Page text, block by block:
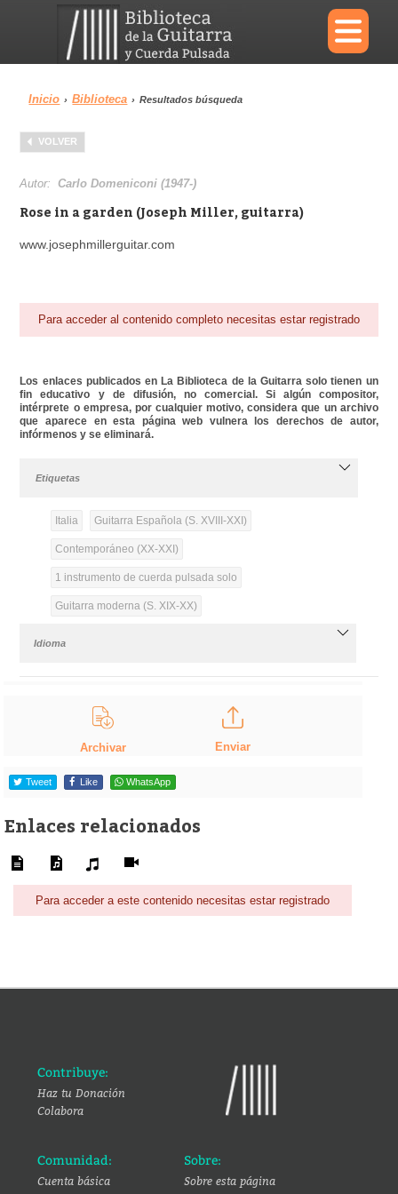
×
Menu
Biblioteca
Inicio › Biblioteca › Resultados búsqueda
VOLVER
Autor:Carlo Domeniconi (1947-)
Rose in a garden (Joseph Miller, guitarra)
www.josephmillerguitar.com
Para acceder al contenido completo necesitas estar registrado
Los enlaces publicados en La Biblioteca de la Guitarra solo tienen un
fin educativo y de difusión, no comercial. Si algún compositor,
intérprete o empresa, por cualquier motivo, considera que un archivo
que aparece en esta página web vulnera los derechos de autor,
infórmenos y se eliminará.
Etiquetas
Italia Guitarra Española (S. XVIII-XXI)
Contemporáneo (XX-XXI)
1 instrumento de cuerda pulsada solo
Guitarra moderna (S. XIX-XX)
Idioma
Archivar Enviar
Tweet Like WhatsApp
Enlaces relacionados
Para acceder a este contenido necesitas estar registrado
Contribuye:
Haz tu Donación
Colabora
Comunidad:
Cuenta básica
Sobre:
Sobre esta página